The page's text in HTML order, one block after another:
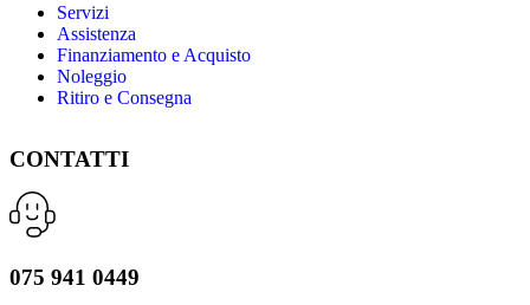
Servizi
Assistenza
Finanziamento e Acquisto
Noleggio
Ritiro e Consegna
CONTATTI
075 941 0449